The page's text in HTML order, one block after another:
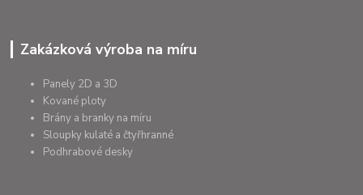
Zakázková výroba na míru
Panely 2D a 3D
Kované ploty
Brány a branky na míru
Sloupky kulaté a čtyřhranné
Podhrabové desky